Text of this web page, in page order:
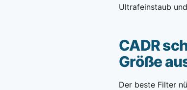
Ultrafeinstaub
CADR
Größe
Der beste Filter